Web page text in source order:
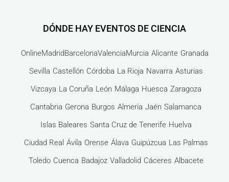
DÓNDE HAY EVENTOS DE CIENCIA
OnlineMadridBarcelonaValenciaMurcia Alicante Granada
Sevilla Castellón Córdoba La Rioja Navarra Asturias
Vizcaya La Coruña León Málaga Huesca Zaragoza
Cantabria Gerona Burgos Almería Jaén Salamanca
Islas Baleares Santa Cruz de Tenerife Huelva
Ciudad Real Ávila Orense Álava Guipúzcua Las Palmas
Toledo Cuenca Badajoz Valladolid Cáceres Albacete